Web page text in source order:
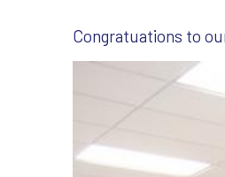
Congratuations to